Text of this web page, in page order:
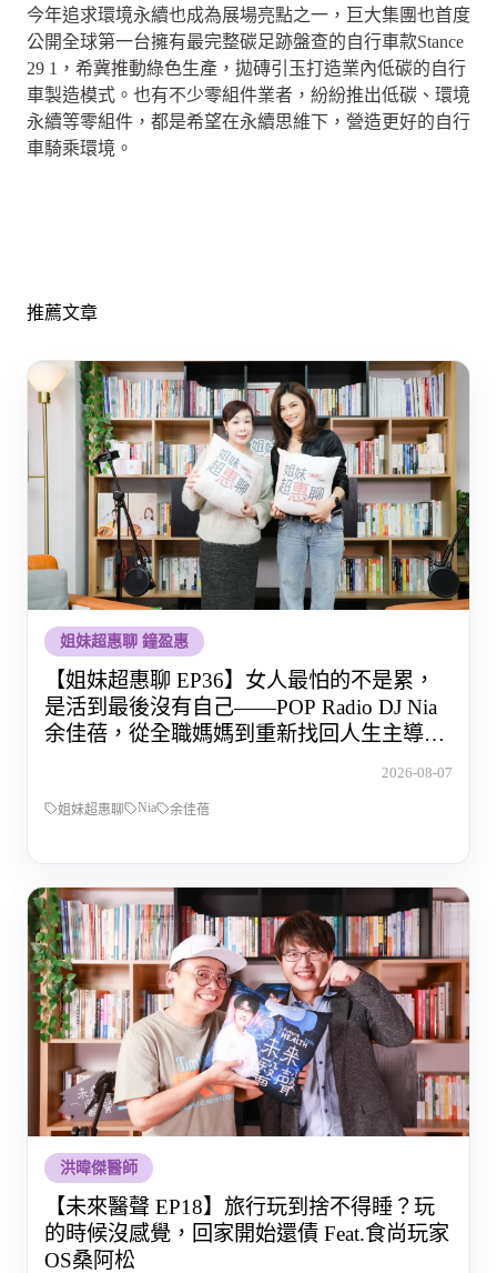
今年追求環境永續也成為展場亮點之一，巨大集團也首度
公開全球第一台擁有最完整碳足跡盤查的自行車款Stance
29 1，希冀推動綠色生產，拋磚引玉打造業內低碳的自行
車製造模式。也有不少零組件業者，紛紛推出低碳、環境
永續等零組件，都是希望在永續思維下，營造更好的自行
車騎乘環境。
推薦文章
姐妹超惠聊 鐘盈惠
【姐妹超惠聊 EP36】女人最怕的不是累，
是活到最後沒有自己——POP Radio DJ Nia
余佳蓓，從全職媽媽到重新找回人生主導權
2026-08-07
姐妹超惠聊 Nia 余佳蓓
洪暐傑醫師
【未來醫聲 EP18】旅行玩到捨不得睡？玩
的時候沒感覺，回家開始還債 Feat.食尚玩家
OS桑阿松